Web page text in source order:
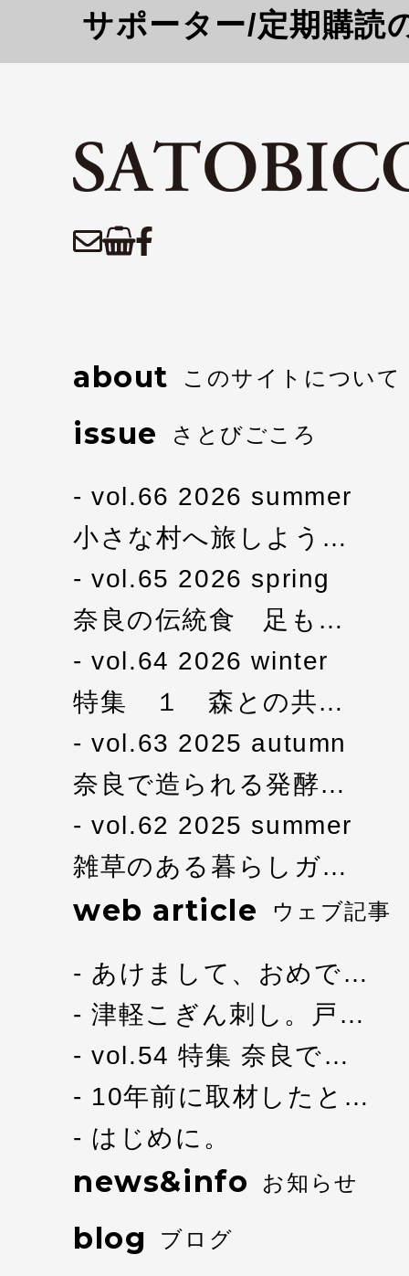
サポーター/定期購読
about このサイトについて
issue さとびごころ
vol.66 2026 summer
小さな村へ旅しよう…
vol.65 2026 spring
奈良の伝統食 足も…
vol.64 2026 winter
特集 １ 森との共…
vol.63 2025 autumn
奈良で造られる発酵…
vol.62 2025 summer
雑草のある暮らしガ…
web article ウェブ記事
あけまして、おめで…
津軽こぎん刺し。戸…
vol.54 特集 奈良で…
10年前に取材したと…
はじめに。
news&info お知らせ
blog ブログ